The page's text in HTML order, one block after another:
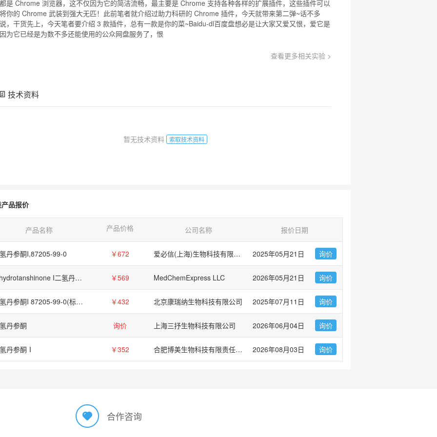
都是 Chrome 浏览器，这不仅因为它的简洁流畅，最主要是 Chrome 支持各种各样的扩展插件，这些插件可以
将你的 Chrome 武装到强大无匹！此前笔者就介绍过助力科研的 Chrome 插件，今天就带来第二弹~话不多
说，干货先上，今天笔者要介绍 3 款插件，总有一款是你的菜~Baidu-dl百度盘想必是让大家又爱又恨，爱它是
因为它已经是为数不多还能使用的公众网盘服务了，恨
查看更多相关实验 >
技术资料
暂无技术资料 索取技术资料
品报价
产品名称 产品价格 公司名称 报价日期
丹参酮I,87205-99-0 ￥672 爱必信(上海)生物科技有限公司 2025年05月21日 询价
Dihydrotanshinone I二氢丹参酮 I,87205-99-0 ￥569 MedChemExpress LLC 2026年05月21日 询价
二氢丹参酮I 87205-99-0(标准品） ￥432 北京康瑞纳生物科技有限公司 2025年07月11日 询价
丹参酮 询价 上海三抒生物科技有限公司 2026年06月04日 询价
丹参酮Ⅰ ￥352 合肥博美生物科技有限责任公司 2026年08月03日 询价
合作咨询